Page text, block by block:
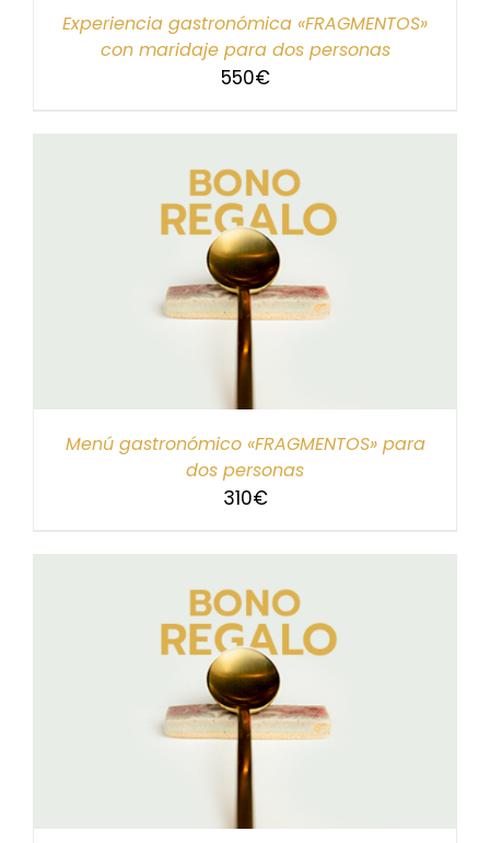
Experiencia gastronómica «FRAGMENTOS»
con maridaje para dos personas
550€
Menú gastronómico «FRAGMENTOS» para
dos personas
310€